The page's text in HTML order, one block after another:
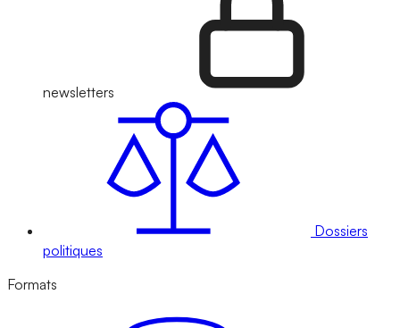
newsletters
Dossiers
politiques
Formats